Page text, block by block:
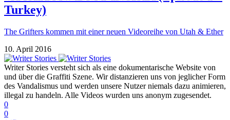
Turkey)
The Grifters kommen mit einer neuen Videoreihe von Utah & Ether
10. April 2016
Writer Stories versteht sich als eine dokumentarische Website von
und über die Graffiti Szene. Wir distanzieren uns von jeglicher Form
des Vandalismus und werden unsere Nutzer niemals dazu animieren,
illegal zu handeln. Alle Videos wurden uns anonym zugesendet.
0
0